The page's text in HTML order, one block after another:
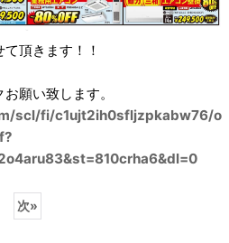
頂きます！！
願い致します。
scl/fi/c1ujt2ih0sfljzpkabw76/o
次»